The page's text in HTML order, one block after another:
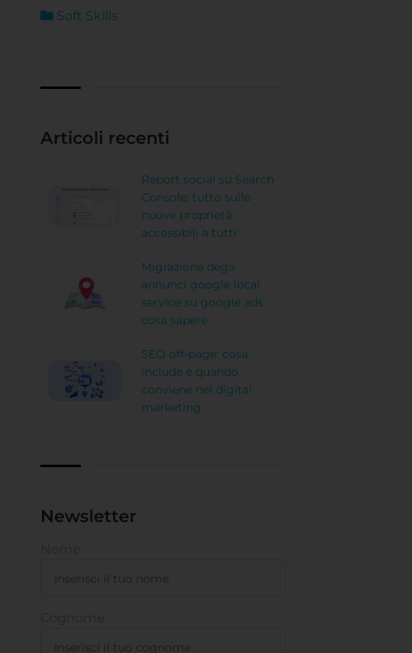
Soft Skills
Articoli recenti
Report social su Search
Console: tutto sulle
nuove proprietà
accessibili a tutti
Migrazione degli
annunci google local
service su google ads:
cosa sapere
SEO off-page: cosa
include e quando
conviene nel digital
marketing
Newsletter